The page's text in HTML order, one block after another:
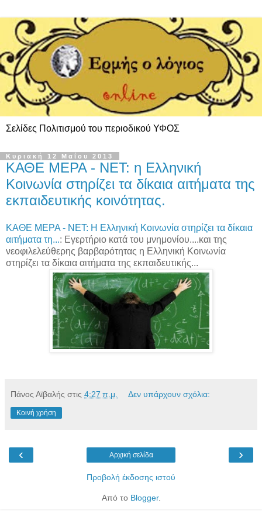
Σελίδες Πολιτισμού του περιοδικού ΥΦΟΣ
Κυριακή 12 Μαΐου 2013
ΚΑΘΕ ΜΕΡΑ - ΝΕΤ: η Ελληνική
Κοινωνία στηρίζει τα δίκαια αιτήματα της
εκπαιδευτικής κοινότητας.
ΚΑΘΕ ΜΕΡΑ - ΝΕΤ: Η Ελληνική Κοινωνία στηρίζει τα δίκαια
αιτήματα τη...: Εγερτήριο κατά του μνημονίου....και της
νεοφιλελεύθερης βαρβαρότητας η Ελληνική Κοινωνία
στηρίζει τα δίκαια αιτήματα της εκπαιδευτικής...
Πάνος Αϊβαλής στις 4:27 π.μ. Δεν υπάρχουν σχόλια:
Κοινή χρήση
‹ ›
Αρχική σελίδα
Προβολή έκδοσης ιστού
Από το Blogger.